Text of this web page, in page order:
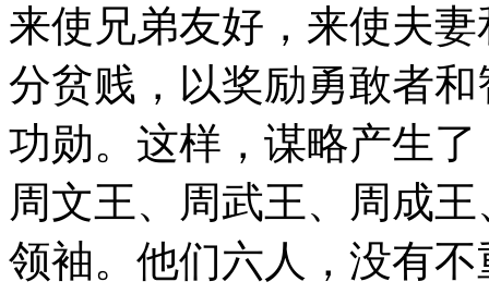
来使兄弟友好，来使夫
分贫贱，以奖励勇敢者
功勋。这样，谋略产生
周文王、周武王、周成
领袖。他们六人，没有